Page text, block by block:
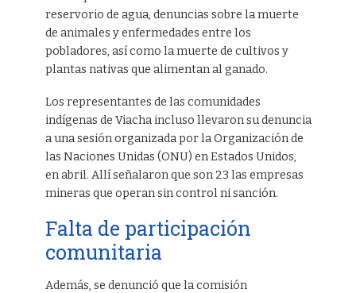
reservorio de agua, denuncias sobre la muerte
de animales y enfermedades entre los
pobladores, así como la muerte de cultivos y
plantas nativas que alimentan al ganado.
Los representantes de las comunidades
indígenas de Viacha incluso llevaron su denuncia
a una sesión organizada por la Organización de
las Naciones Unidas (ONU) en Estados Unidos,
en abril. Allí señalaron que son 23 las empresas
mineras que operan sin control ni sanción.
Falta de participación
comunitaria
Además, se denunció que la comisión